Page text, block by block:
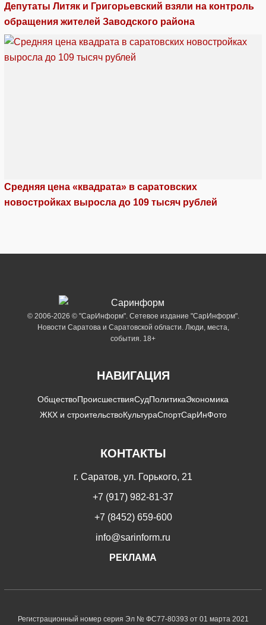
Депутаты Литяк и Григорьевский взяли на контроль
обращения жителей Заводского района
Средняя цена «квадрата» в саратовских
новостройках выросла до 109 тысяч рублей
© 2006-2026 © "СарИнформ". Сетевое издание "СарИнформ".
Новости Саратова и Саратовской области. Люди, места,
события. 18+
НАВИГАЦИЯ
ОбществоПроисшествияСудПолитикаЭкономика
ЖКХ и строительствоКультураСпортСарИнФото
КОНТАКТЫ
г. Саратов, ул. Горького, 21
+7 (917) 982-81-37
+7 (8452) 659-600
info@sarinform.ru
РЕКЛАМА
Регистрационный номер серия Эл № ФС77-80393 от 01 марта 2021